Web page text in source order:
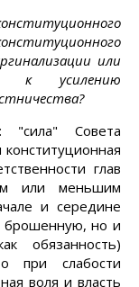
или
к усилению
"сила" Совета
глав
или меньшим
и середине
брошенную, но и
обязанность)
при слабости
воля и власть